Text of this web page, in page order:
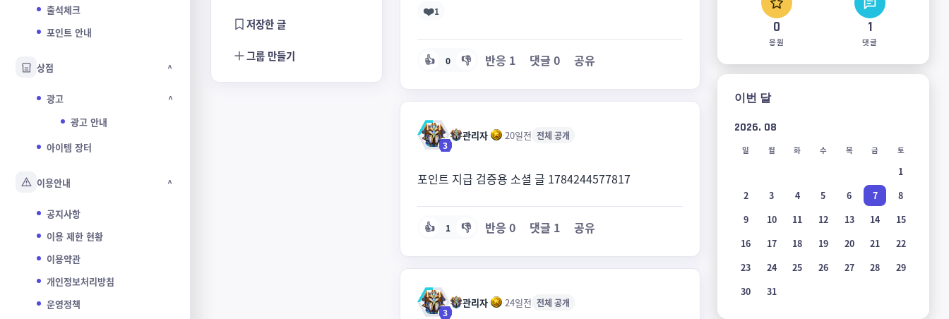
출석체크
포인트 안내
상점 ^
광고 ^
광고 안내
아이템 장터
이용안내 ^
공지사항
이용 제한 현황
이용약관
개인정보처리방침
운영정책
저장한 글
그룹 만들기
❤️1
👍 0 👎 반응 1 댓글 0 공유
3
관리자· ·20일전 전체 공개
포인트 지급 검증용 소셜 글 1784244577817
👍 1 👎 반응 0 댓글 1 공유
3
관리자· ·24일전 전체 공개
0
응원
1
댓글
이번 달
2026. 08
일 월 화 수 목 금 토
1
2
3 4 5 6 7
8
9
10 11 12 13 14
15
16
17 18 19 20 21
22
23
24 25 26 27 28
29
30
31